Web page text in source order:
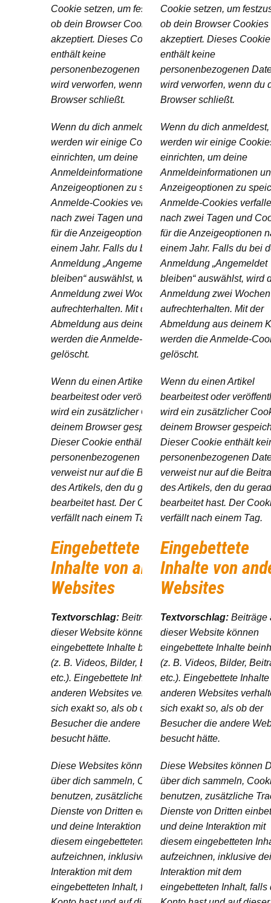
Cookie setzen, um festzustellen,
ob dein Browser Cookies
akzeptiert. Dieses Cookie
enthält keine
personenbezogenen Daten und
wird verworfen, wenn du deinen
Browser schließt.
Wenn du dich anmeldest,
werden wir einige Cookies
einrichten, um deine
Anmeldeinformationen und
Anzeigeoptionen zu speichern.
Anmelde-Cookies verfallen
nach zwei Tagen und Cookies
für die Anzeigeoptionen nach
einem Jahr. Falls du bei der
Anmeldung „Angemeldet
bleiben“ auswählst, wird deine
Anmeldung zwei Wochen lang
aufrechterhalten. Mit der
Abmeldung aus deinem Konto
werden die Anmelde-Cookies
gelöscht.
Wenn du einen Artikel
bearbeitest oder veröffentlichst,
wird ein zusätzlicher Cookie in
deinem Browser gespeichert.
Dieser Cookie enthält keine
personenbezogenen Daten und
verweist nur auf die Beitrags-ID
des Artikels, den du gerade
bearbeitet hast. Der Cookie
verfällt nach einem Tag.
Eingebettete
Inhalte von anderen
Websites
Textvorschlag: Beiträge auf
dieser Website können
eingebettete Inhalte beinhalten
(z. B. Videos, Bilder, Beiträge
etc.). Eingebettete Inhalte von
anderen Websites verhalten
sich exakt so, als ob der
Besucher die andere Website
besucht hätte.
Diese Websites können Daten
über dich sammeln, Cookies
benutzen, zusätzliche Tracking-
Dienste von Dritten einbetten
und deine Interaktion mit
diesem eingebetteten Inhalt
aufzeichnen, inklusive deiner
Interaktion mit dem
eingebetteten Inhalt, falls du ein
Cookie setzen, um
ob dein Browser Cookies
akzeptiert. Dieses Cookie
enthält keine
personenbezogenen
wird verworfen, wenn du
Browser schließt.
Wenn du dich anmeldest,
werden wir einige
einrichten, um deine
Anmeldeinformationen
Anzeigeoptionen zu
Anmelde-Cookies
nach zwei Tagen und
für die Anzeigeoptionen
einem Jahr. Falls du bei
Anmeldung „Angemeldet
bleiben“ auswählst, wird
Anmeldung zwei
aufrechterhalten. Mit der
Abmeldung aus deinem
werden die Anmelde-
gelöscht.
Wenn du einen Artikel
bearbeitest oder
wird ein zusätzlicher
deinem Browser
Dieser Cookie enthält
personenbezogenen
verweist nur auf die
des Artikels, den du
bearbeitet hast. Der
verfällt nach einem Tag.
Eingebettete
Inhalte von
Websites
Textvorschlag: Beiträge
dieser Website können
eingebettete Inhalte
(z. B. Videos, Bilder,
etc.). Eingebettete
anderen Websites
sich exakt so, als ob der
Besucher die andere
besucht hätte.
Diese Websites können
über dich sammeln,
benutzen, zusätzliche
Dienste von Dritten
und deine Interaktion mit
diesem eingebetteten
aufzeichnen, inklusive
Interaktion mit dem
eingebetteten Inhalt, falls